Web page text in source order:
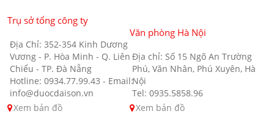
Trụ sở tổng công ty
Địa Chỉ: 352-354 Kinh Dương
Vương - P. Hòa Minh - Q. Liên
Chiểu - TP. Đà Nẵng
Hotline: 0934.77.99.43 - Email:
info@duocdaison.vn
Xem bản đồ
Văn phòng Hà Nội
Địa chỉ: Số 15 Ngõ An Trường
Phú, Văn Nhân, Phú Xuyên, Hà
Nội
Tel: 0935.5858.96
Xem bản đồ